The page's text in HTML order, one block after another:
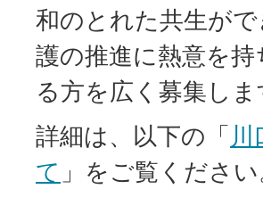
和のとれた共生が
護の推進に熱意を
る方を広く募集しま
詳細は、以下の「 川
て 」をご覧ください